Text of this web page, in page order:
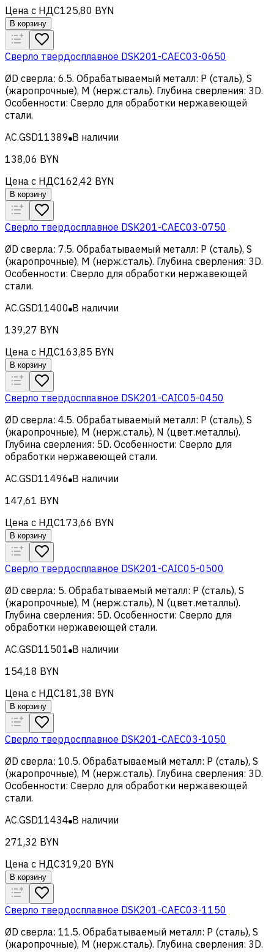
Цена с НДС125,80 BYN
В корзину
Сверло твердосплавное DSK201-CAEC03-0650
ØD сверла: 6.5. Обрабатываемый металл: Р (сталь), S
(жаропрочные), M (нерж.сталь). Глубина сверления: 3D.
Особенности: Сверло для обработки нержавеющей
стали.
AC.GSD11389 В наличии
138,06 BYN
Цена с НДС162,42 BYN
В корзину
Сверло твердосплавное DSK201-CAEC03-0750
ØD сверла: 7.5. Обрабатываемый металл: Р (сталь), S
(жаропрочные), M (нерж.сталь). Глубина сверления: 3D.
Особенности: Сверло для обработки нержавеющей
стали.
AC.GSD11400 В наличии
139,27 BYN
Цена с НДС163,85 BYN
В корзину
Сверло твердосплавное DSK201-CAIC05-0450
ØD сверла: 4.5. Обрабатываемый металл: Р (сталь), S
(жаропрочные), M (нерж.сталь), N (цвет.металлы).
Глубина сверления: 5D. Особенности: Сверло для
обработки нержавеющей стали.
AC.GSD11496 В наличии
147,61 BYN
Цена с НДС173,66 BYN
В корзину
Сверло твердосплавное DSK201-CAIC05-0500
ØD сверла: 5. Обрабатываемый металл: Р (сталь), S
(жаропрочные), M (нерж.сталь), N (цвет.металлы).
Глубина сверления: 5D. Особенности: Сверло для
обработки нержавеющей стали.
AC.GSD11501 В наличии
154,18 BYN
Цена с НДС181,38 BYN
В корзину
Сверло твердосплавное DSK201-CAEC03-1050
ØD сверла: 10.5. Обрабатываемый металл: Р (сталь), S
(жаропрочные), M (нерж.сталь). Глубина сверления: 3D.
Особенности: Сверло для обработки нержавеющей
стали.
AC.GSD11434 В наличии
271,32 BYN
Цена с НДС319,20 BYN
В корзину
Сверло твердосплавное DSK201-CAEC03-1150
ØD сверла: 11.5. Обрабатываемый металл: Р (сталь), S
(жаропрочные), M (нерж.сталь). Глубина сверления: 3D.